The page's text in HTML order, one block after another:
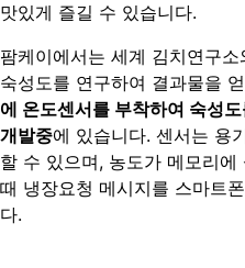
맛있게 즐길 수 있습니다.
팜케이에서는 세계 김치연구
숙성도를 연구하여 결과물을
에 온도센서를 부착하여 숙성
개발중에 있습니다. 센서는 용
할 수 있으며, 농도가 메모리
때 냉장요청 메시지를 스마트
다.